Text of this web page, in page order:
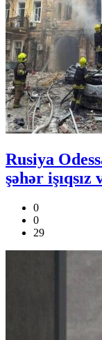
Rusiya
şəhər işıqsız
0
0
29